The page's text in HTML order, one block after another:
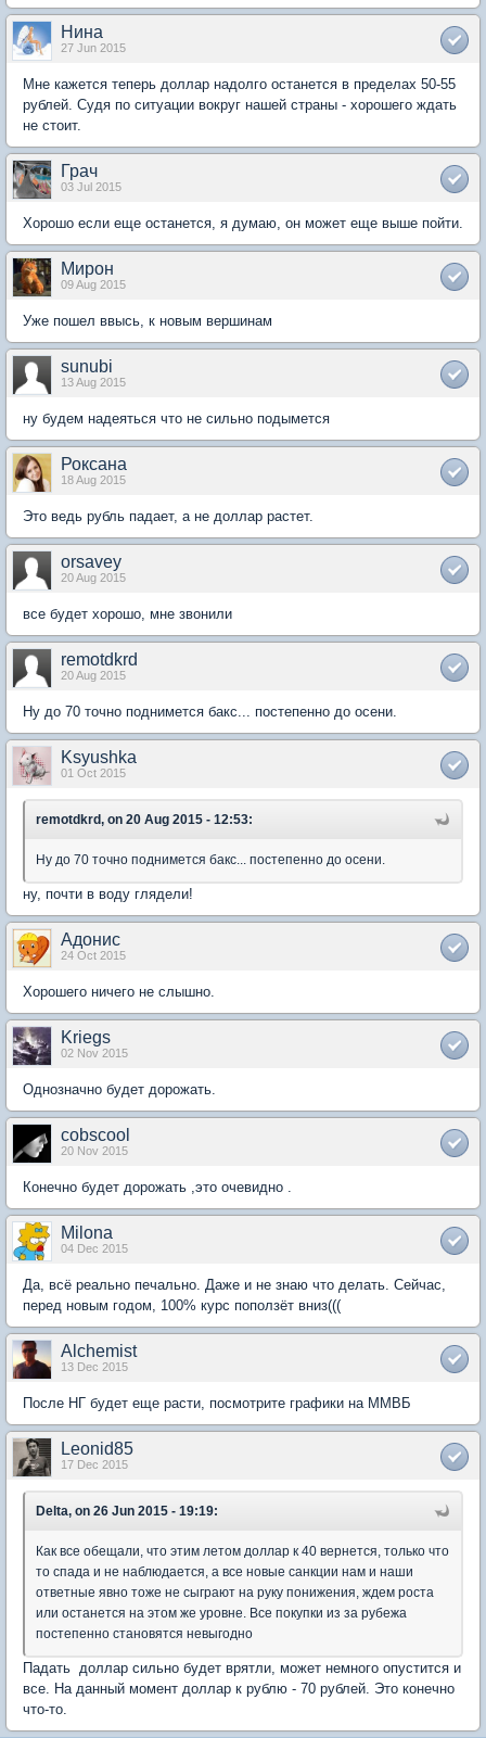
Нина
27 Jun 2015
Мне кажется теперь доллар надолго останется в пределах 50-55
рублей. Судя по ситуации вокруг нашей страны - хорошего ждать
не стоит.
Грач
03 Jul 2015
Хорошо если еще останется, я думаю, он может еще выше пойти.
Мирон
09 Aug 2015
Уже пошел ввысь, к новым вершинам
sunubi
13 Aug 2015
ну будем надеяться что не сильно подымется
Роксана
18 Aug 2015
Это ведь рубль падает, а не доллар растет.
orsavey
20 Aug 2015
все будет хорошо, мне звонили
remotdkrd
20 Aug 2015
Ну до 70 точно поднимется бакс... постепенно до осени.
Ksyushka
01 Oct 2015
remotdkrd, on 20 Aug 2015 - 12:53:
Ну до 70 точно поднимется бакс... постепенно до осени.
ну, почти в воду глядели!
Адонис
24 Oct 2015
Хорошего ничего не слышно.
Kriegs
02 Nov 2015
Однозначно будет дорожать.
cobscool
20 Nov 2015
Конечно будет дорожать ,это очевидно .
Milona
04 Dec 2015
Да, всё реально печально. Даже и не знаю что делать. Сейчас,
перед новым годом, 100% курс поползёт вниз(((
Alchemist
13 Dec 2015
После НГ будет еще расти, посмотрите графики на ММВБ
Leonid85
17 Dec 2015
Delta, on 26 Jun 2015 - 19:19:
Как все обещали, что этим летом доллар к 40 вернется, только что
то спада и не наблюдается, а все новые санкции нам и наши
ответные явно тоже не сыграют на руку понижения, ждем роста
или останется на этом же уровне. Все покупки из за рубежа
постепенно становятся невыгодно
Падать доллар сильно будет врятли, может немного опустится и
все. На данный момент доллар к рублю - 70 рублей. Это конечно
что-то.